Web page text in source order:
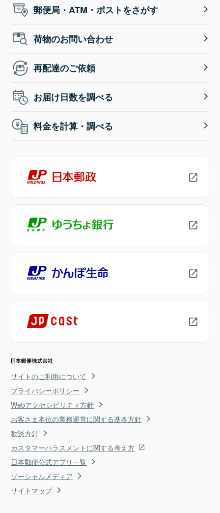
郵便局・ATM・ポストをさがす
荷物のお問い合わせ
再配達のご依頼
お届け日数を調べる
料金を計算・調べる
サイトのご利用について
プライバシーポリシー
Webアクセシビリティ方針
お客さま本位の業務運営に関する基本方針
勧誘方針
カスタマーハラスメントに関する考え方
日本郵便公式アプリ一覧
ソーシャルメディア
サイトマップ